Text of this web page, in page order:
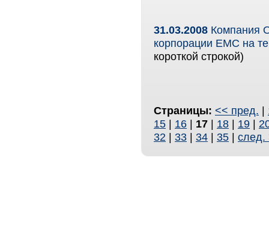
31.03.2008 Компания
корпорации EMC на
короткой строкой)
Страницы: << пред. |
15 | 16 | 17 | 18 | 19 |
32 | 33 | 34 | 35 | след.